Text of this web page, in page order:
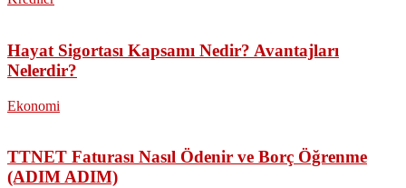
Hayat Sigortası Kapsamı Nedir? Avantajları
Nelerdir?
Ekonomi
TTNET Faturası Nasıl Ödenir ve Borç Öğrenme
(ADIM ADIM)